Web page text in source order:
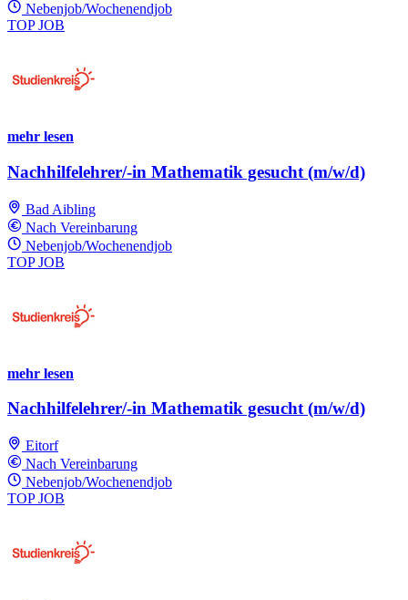
Nebenjob/Wochenendjob
TOP JOB
mehr lesen
Nachhilfelehrer/-in Mathematik gesucht (m/w/d)
Bad Aibling
Nach Vereinbarung
Nebenjob/Wochenendjob
TOP JOB
mehr lesen
Nachhilfelehrer/-in Mathematik gesucht (m/w/d)
Eitorf
Nach Vereinbarung
Nebenjob/Wochenendjob
TOP JOB